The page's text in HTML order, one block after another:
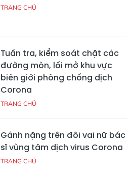
TRANG CHỦ
Tuần tra, kiểm soát chặt các
đường mòn, lối mở khu vực
biên giới phòng chống dịch
Corona
TRANG CHỦ
Gánh nặng trên đôi vai nữ bác
sĩ vùng tâm dịch virus Corona
TRANG CHỦ